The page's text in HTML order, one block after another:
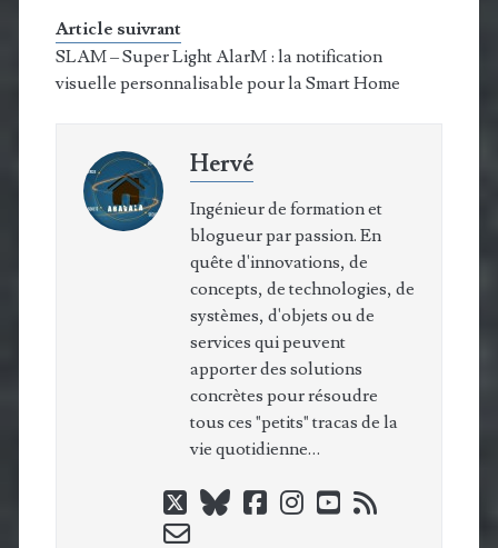
Article suivrant
SLAM – Super Light AlarM : la notification
visuelle personnalisable pour la Smart Home
Hervé
Ingénieur de formation et
blogueur par passion. En
quête d'innovations, de
concepts, de technologies, de
systèmes, d'objets ou de
services qui peuvent
apporter des solutions
concrètes pour résoudre
tous ces "petits" tracas de la
vie quotidienne…
twitterblueskyfacebook
instagram
youtube
rss
email-